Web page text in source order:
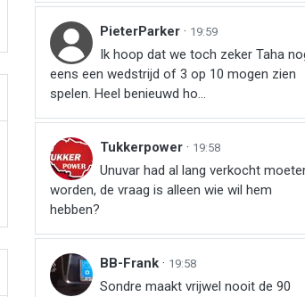
PieterParker · 19:59
Ik hoop dat we toch zeker Taha
eens een wedstrijd of 3 op 10 mogen zien
spelen. Heel benieuwd ho...
Tukkerpower · 19:58
Unuvar had al lang verkocht
worden, de vraag is alleen wie wil hem
hebben?
BB-Frank · 19:58
Sondre maakt vrijwel nooit de 90